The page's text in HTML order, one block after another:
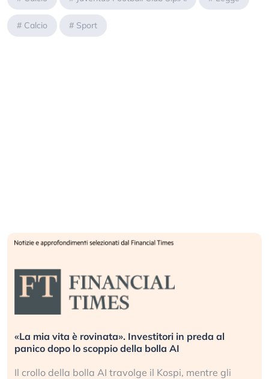
# Calcio # Sport
Investitori in preda al
bolla AI
il Kospi, mentre gli
Quando la finanza pesa
L’America sta ripetendo
La ricchezza mondiale